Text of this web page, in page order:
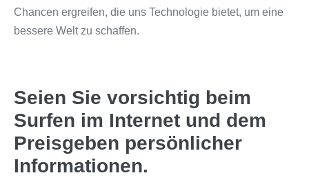
Chancen ergreifen, die uns Technologie bietet, um eine
bessere Welt zu schaffen.
Seien Sie vorsichtig beim
Surfen im Internet und dem
Preisgeben persönlicher
Informationen.